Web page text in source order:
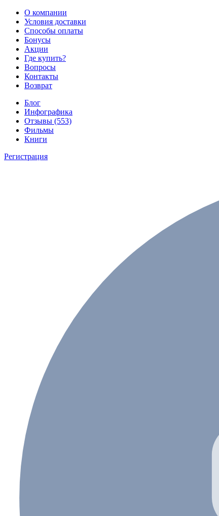
О компании
Условия доставки
Способы оплаты
Бонусы
Акции
Где купить?
Вопросы
Контакты
Возврат
Блог
Инфографика
Отзывы (553)
Фильмы
Книги
Регистрация